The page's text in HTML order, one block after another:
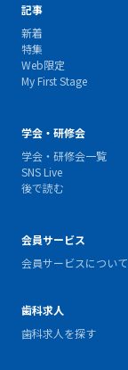
記事
新着
特集
Web限定
My First Stage
学会・研修会
学会・研修会一覧
SNS Live
後で読む
会員サービス
会員サービスについて
歯科求人
歯科求人を探す